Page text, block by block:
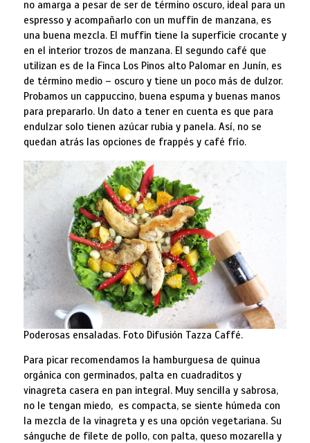
no amarga a pesar de ser de término oscuro, ideal para un
espresso y acompañarlo con un muffin de manzana, es
una buena mezcla. El muffin tiene la superficie crocante y
en el interior trozos de manzana. El segundo café que
utilizan es de la Finca Los Pinos alto Palomar en Junín, es
de término medio – oscuro y tiene un poco más de dulzor.
Probamos un cappuccino, buena espuma y buenas manos
para prepararlo. Un dato a tener en cuenta es que para
endulzar solo tienen azúcar rubia y panela. Así, no se
quedan atrás las opciones de frappés y café frío.
Poderosas ensaladas. Foto Difusión Tazza Caffé.
Para picar recomendamos la hamburguesa de quinua
orgánica con germinados, palta en cuadraditos y
vinagreta casera en pan integral. Muy sencilla y sabrosa,
no le tengan miedo, es compacta, se siente húmeda con
la mezcla de la vinagreta y es una opción vegetariana. Su
sánguche de filete de pollo, con palta, queso mozarella y